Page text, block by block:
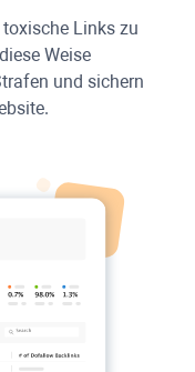
Links zu
Weise
und sichern